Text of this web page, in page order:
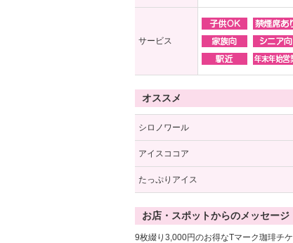
サービス
オススメ
シロノワール
アイスココア
たっぷりアイス
お店・スポットからのメッセージ
9枚綴り3,000円のお得なTマーク珈琲チ